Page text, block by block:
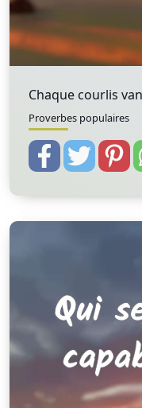
Chaque courlis
Proverbes populaires